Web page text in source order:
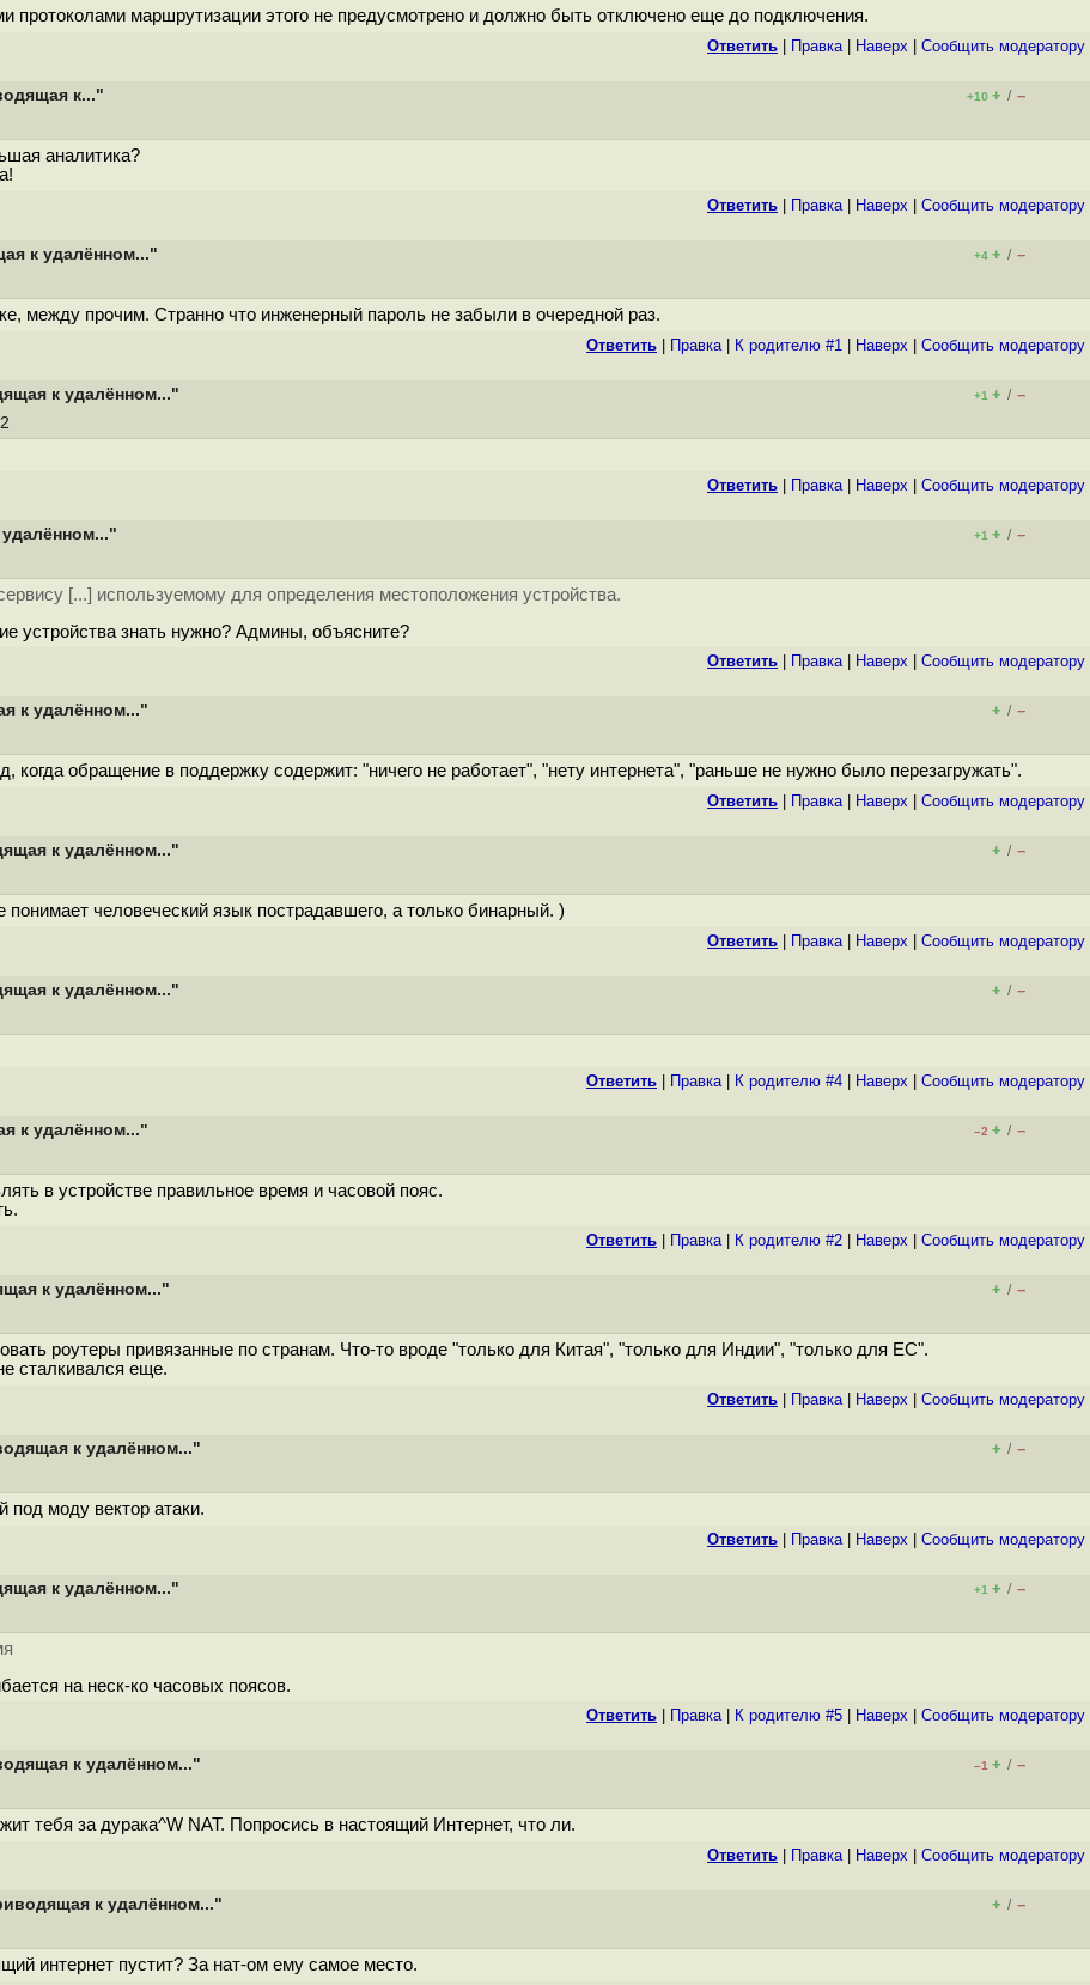
протоколами маршрутизации этого не предусмотрено и должно быть отключено еще до подключения.
Ответить Правка| Наверх Cообщить модератору
к..." +10 + / –
аналитика?
Ответить Правка| Наверх Cообщить модератору
к удалённом..." +4 + / –
между прочим. Странно что инженерный пароль не забыли в очередной раз.
Ответить Правка| К родителю #1 Наверх Cообщить модератору
к удалённом..." +1 + / –
Ответить Правка| Наверх Cообщить модератору
+1 + / –
[...] используемому для определения местоположения устройства.
устройства знать нужно? Админы, объясните?
Ответить Правка| Наверх Cообщить модератору
к удалённом..." + / –
обращение в поддержку содержит: "ничего не работает", "нету интернета", "раньше не нужно было перезагружать".
Ответить Правка| Наверх Cообщить модератору
к удалённом..." + / –
человеческий язык пострадавшего, а только бинарный. )
Ответить Правка| Наверх Cообщить модератору
к удалённом..." + / –
Ответить Правка| К родителю #4 Наверх Cообщить модератору
к удалённом..." –2 + / –
в устройстве правильное время и часовой пояс.
Ответить Правка| К родителю #2 Наверх Cообщить модератору
к удалённом..." + / –
роутеры привязанные по странам. Что-то вроде "только для Китая", "только для Индии", "только для ЕС".
сталкивался еще.
Ответить Правка| Наверх Cообщить модератору
к удалённом..." + / –
под моду вектор атаки.
Ответить Правка| Наверх Cообщить модератору
к удалённом..." +1 + / –
на неск-ко часовых поясов.
Ответить Правка| К родителю #5 Наверх Cообщить модератору
к удалённом..." –1 + / –
тебя за дурака^W NAT. Попросись в настоящий Интернет, что ли.
Ответить Правка| Наверх Cообщить модератору
к удалённом..." + / –
интернет пустит? За нат-ом ему самое место.